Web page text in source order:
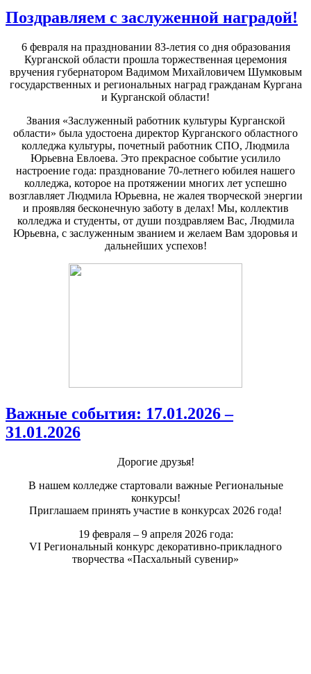
Поздравляем с заслуженной наградой!
6 февраля на праздновании 83-летия со дня образования
Курганской области прошла торжественная церемония
вручения губернатором Вадимом Михайловичем Шумковым
государственных и региональных наград гражданам Кургана
и Курганской области!
Звания «Заслуженный работник культуры Курганской
области» была удостоена директор Курганского областного
колледжа культуры, почетный работник СПО, Людмила
Юрьевна Евлоева. Это прекрасное событие усилило
настроение года: празднование 70-летнего юбилея нашего
колледжа, которое на протяжении многих лет успешно
возглавляет Людмила Юрьевна, не жалея творческой энергии
и проявляя бесконечную заботу в делах! Мы, коллектив
колледжа и студенты, от души поздравляем Вас, Людмила
Юрьевна, с заслуженным званием и желаем Вам здоровья и
дальнейших успехов!
Важные события: 17.01.2026 –
31.01.2026
Дорогие друзья!
В нашем колледже стартовали важные Региональные
конкурсы!
Приглашаем принять участие в конкурсах 2026 года!
19 февраля – 9 апреля 2026 года:
VI Региональный конкурс декоративно-прикладного
творчества «Пасхальный сувенир»